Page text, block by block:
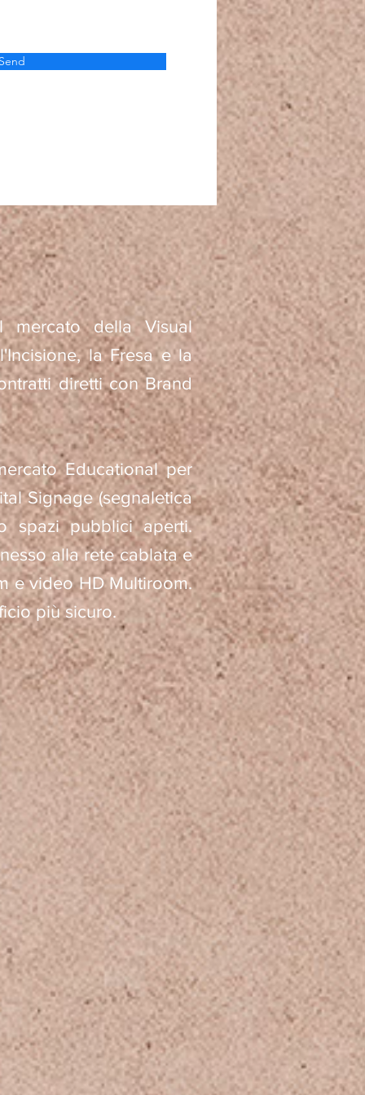
della Visual
la Fresa e la
diretti con Brand
Educational per
Signage (segnaletica
spazi pubblici aperti.
alla rete cablata e
e video HD Multiroom.
più sicuro.